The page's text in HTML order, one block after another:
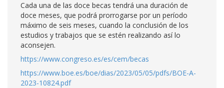
Cada una de las doce becas tendrá una duración de
doce meses, que podrá prorrogarse por un período
máximo de seis meses, cuando la conclusión de los
estudios y trabajos que se estén realizando así lo
aconsejen.
https://www.congreso.es/es/cem/becas
https://www.boe.es/boe/dias/2023/05/05/pdfs/BOE-A-
2023-10824.pdf